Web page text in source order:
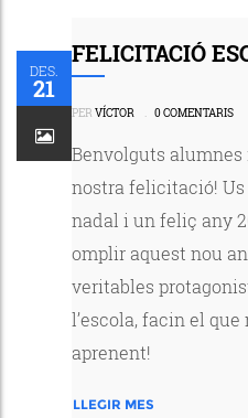
DES.
21
FELICITACIÓ
PER VÍCTOR . 0 COMENTARIS
Benvolguts
nostra felicitació!
nadal i un feliç any
omplir aquest nou
veritables
l’escola, facin el
aprenent!
LLEGIR MES